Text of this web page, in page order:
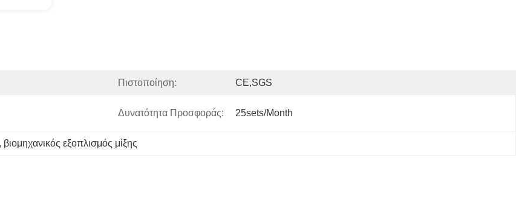
Πιστοποίηση: CE,SGS
Δυνατότητα Προσφοράς: 25sets/month
, βιομηχανικός εξοπλισμός μίξης